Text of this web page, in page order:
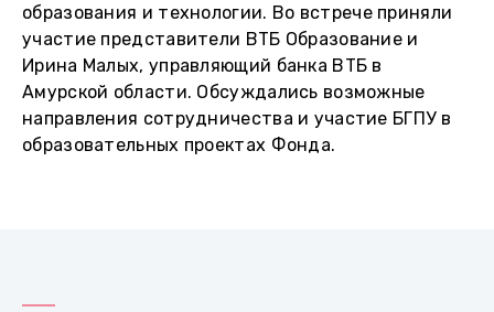
образования и технологии. Во встрече приняли
участие представители ВТБ Образование и
Ирина Малых, управляющий банка ВТБ в
Амурской области. Обсуждались возможные
направления сотрудничества и участие БГПУ в
образовательных проектах Фонда.